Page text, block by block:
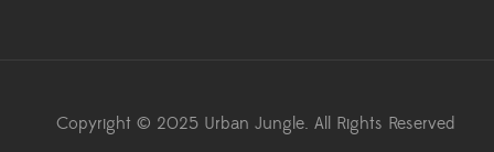
Copyright © 2025 Urban Jungle. All Rights Reserved